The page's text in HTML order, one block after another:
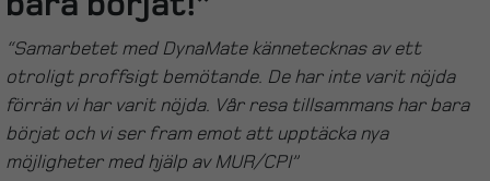
“Samarbetet med DynaMate kännetecknas av ett
otroligt proffsigt bemötande. De har inte varit nöjda
förrän vi har varit nöjda. Vår resa tillsammans har bara
börjat och vi ser fram emot att upptäcka nya
möjligheter med hjälp av MUR/CPI”